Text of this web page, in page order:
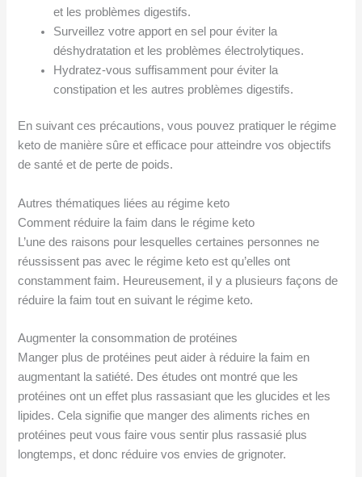
et les problèmes digestifs.
Surveillez votre apport en sel pour éviter la
déshydratation et les problèmes électrolytiques.
Hydratez-vous suffisamment pour éviter la
constipation et les autres problèmes digestifs.
En suivant ces précautions, vous pouvez pratiquer le régime
keto de manière sûre et efficace pour atteindre vos objectifs
de santé et de perte de poids.
Autres thématiques liées au régime keto
Comment réduire la faim dans le régime keto
L’une des raisons pour lesquelles certaines personnes ne
réussissent pas avec le régime keto est qu’elles ont
constamment faim. Heureusement, il y a plusieurs façons de
réduire la faim tout en suivant le régime keto.
Augmenter la consommation de protéines
Manger plus de protéines peut aider à réduire la faim en
augmentant la satiété. Des études ont montré que les
protéines ont un effet plus rassasiant que les glucides et les
lipides. Cela signifie que manger des aliments riches en
protéines peut vous faire vous sentir plus rassasié plus
longtemps, et donc réduire vos envies de grignoter.